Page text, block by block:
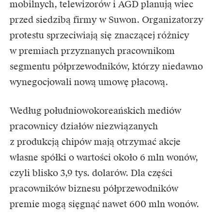
mobilnych, telewizorów i AGD planują wiec
przed siedzibą firmy w Suwon. Organizatorzy
protestu sprzeciwiają się znaczącej różnicy
w premiach przyznanych pracownikom
segmentu półprzewodników, którzy niedawno
wynegocjowali nową umowę płacową.
Według południowokoreańskich mediów
pracownicy działów niezwiązanych
z produkcją chipów mają otrzymać akcje
własne spółki o wartości około 6 mln wonów,
czyli blisko 3,9 tys. dolarów. Dla części
pracowników biznesu półprzewodników
premie mogą sięgnąć nawet 600 mln wonów.